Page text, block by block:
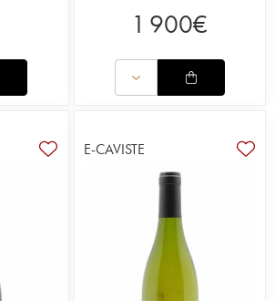
1 900€
E-CAVISTE